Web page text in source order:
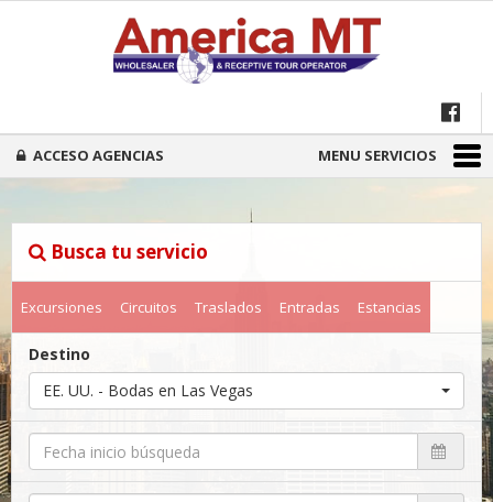
ACCESO AGENCIAS MENU SERVICIOS
Busca tu servicio
Excursiones Circuitos Traslados Entradas Estancias
Destino
EE. UU. - Bodas en Las Vegas